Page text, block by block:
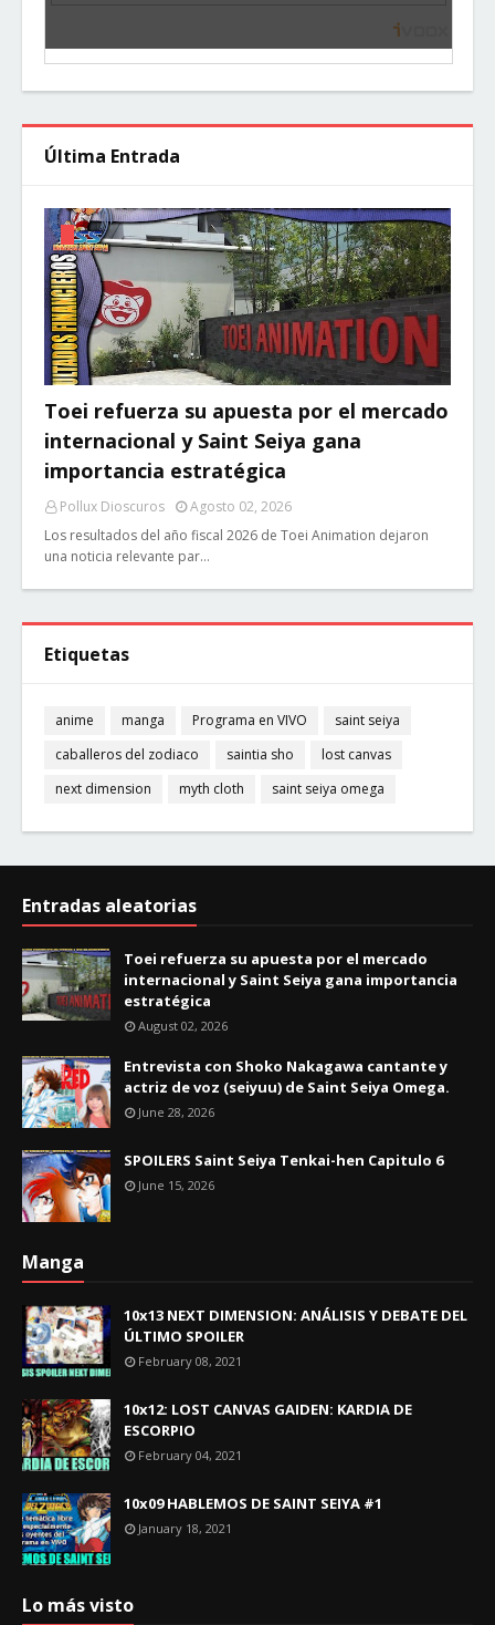
Última Entrada
Toei refuerza su apuesta por el mercado
internacional y Saint Seiya gana
importancia estratégica
Pollux Dioscuros
Agosto 02, 2026
Los resultados del año fiscal 2026 de Toei Animation dejaron
una noticia relevante par…
Etiquetas
anime manga Programa en VIVO
saint seiya
caballeros del zodiaco
saintia sho
lost canvas
next dimension
myth cloth saint seiya omega
Entradas aleatorias
Toei refuerza su apuesta por el mercado
internacional y Saint Seiya gana importancia
estratégica
August 02, 2026
Entrevista con Shoko Nakagawa cantante y
actriz de voz (seiyuu) de Saint Seiya Omega.
June 28, 2026
SPOILERS Saint Seiya Tenkai-hen Capitulo 6
June 15, 2026
Manga
10x13 NEXT DIMENSION: ANÁLISIS Y DEBATE DEL
ÚLTIMO SPOILER
February 08, 2021
10x12: LOST CANVAS GAIDEN: KARDIA DE
ESCORPIO
February 04, 2021
10x09 HABLEMOS DE SAINT SEIYA #1
January 18, 2021
Lo más visto